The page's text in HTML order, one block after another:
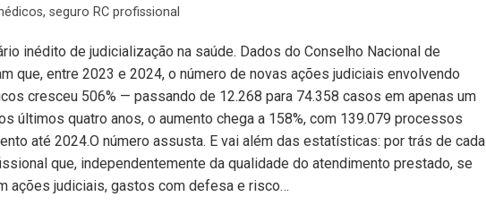
, seguro RC profissional
inédito de judicialização na saúde. Dados do Conselho Nacional de
que, entre 2023 e 2024, o número de novas ações judiciais envolvendo
cresceu 506% — passando de 12.268 para 74.358 casos em apenas um
últimos quatro anos, o aumento chega a 158%, com 139.079 processos
até 2024.O número assusta. E vai além das estatísticas: por trás de cada
que, independentemente da qualidade do atendimento prestado, se
ações judiciais, gastos com defesa e risco…